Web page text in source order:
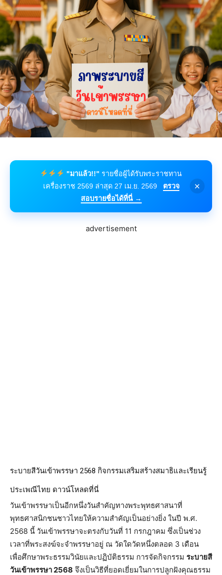
"มาแล้ว!!" รายชื่อผู้ได้รับพระราชทาน
เครื่องราช 2569 ล่าสุด 27 เม.ย. 2569
ตรวจ
สอบรายชื่อได้ที่นี่ →
×
advertisement
ระบายสีวันเข้าพรรษา 2568 กิจกรรมเสริมสร้างสมาธิและเรียนรู้
ประเพณีไทย ดาวน์โหลดที่นี่
วันเข้าพรรษาเป็นอีกหนึ่งวันสำคัญทางพระพุทธศาสนาที่
พุทธศาสนิกชนชาวไทยให้ความสำคัญเป็นอย่างยิ่ง ในปี พ.ศ.
2568 นี้ วันเข้าพรรษาจะตรงกับวันที่ 11 กรกฎาคม ซึ่งเป็นช่วง
เวลาที่พระสงฆ์จะจำพรรษาอยู่ ณ วัดใดวัดหนึ่งตลอด 3 เดือน
เพื่อศึกษาพระธรรมวินัยและปฏิบัติธรรม การจัดกิจกรรม ระบายสี
วันเข้าพรรษา 2568 จึงเป็นวิธีที่ยอดเยี่ยมในการปลูกฝังคุณธรรม